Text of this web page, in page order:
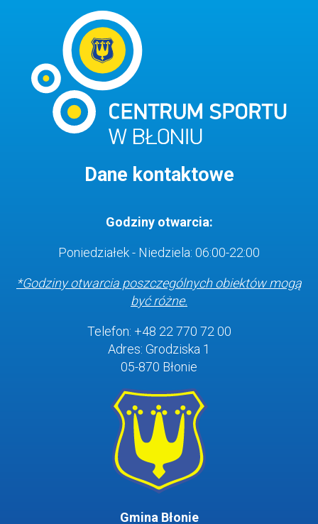
Dane kontaktowe
Godziny otwarcia:
Poniedziałek - Niedziela: 06:00-22:00
*Godziny otwarcia poszczególnych obiektówmogą
być różne.
Telefon: +48 22 770 72 00
Adres: Grodziska 1
05-870 Błonie
Gmina Błonie